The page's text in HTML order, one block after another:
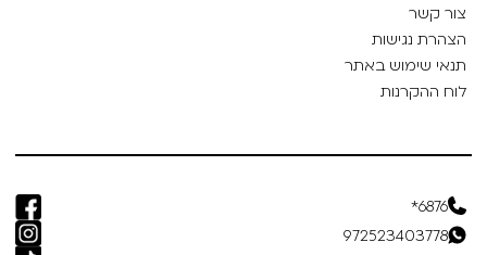
צור קשר
הצהרת נגישות
תנאי שימוש באתר
לוח ההקרנות
6876*
972523403778